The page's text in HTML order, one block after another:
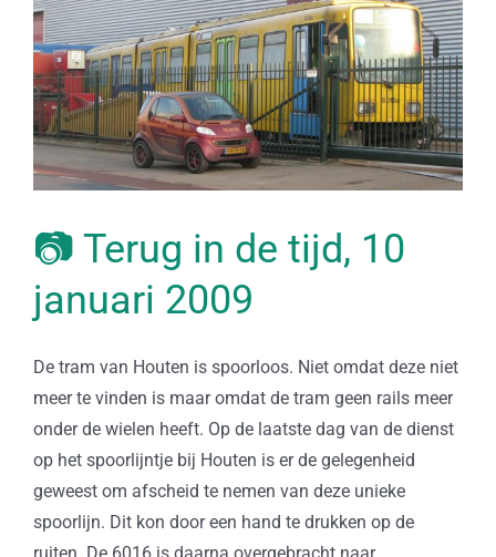
📷 Terug in de tijd, 10
januari 2009
De tram van Houten is spoorloos. Niet omdat deze niet
meer te vinden is maar omdat de tram geen rails meer
onder de wielen heeft. Op de laatste dag van de dienst
op het spoorlijntje bij Houten is er de gelegenheid
geweest om afscheid te nemen van deze unieke
spoorlijn. Dit kon door een hand te drukken op de